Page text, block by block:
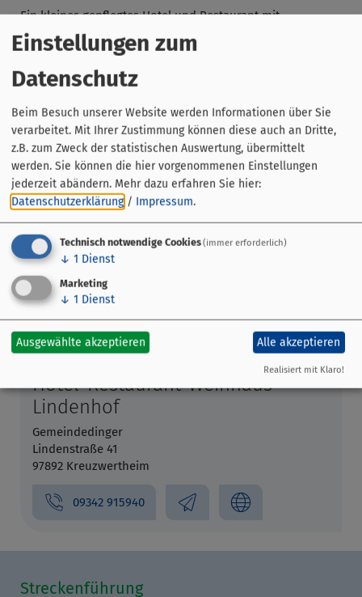
Ein kleines gepflegtes Hotel und Restaurant mit
persönlicher Note und aufmerksamem Service - Komfort
Zimmer mit individueller Ausstattung - mehrfach
ausgezeichnetes Küchen-Kulinarium mit regionalen
Hotel-Restaurant-Weinhaus
Lindenhof
Gemeindedinger
Lindenstraße 41
97892 Kreuzwertheim
09342 915940
Streckenführung
Einstellungen zum
Datenschutz
Beim Besuch unserer Website werden Informationen über Sie
verarbeitet. Mit Ihrer Zustimmung können diese auch an Dritte,
z.B. zum Zweck der statistischen Auswertung, übermittelt
werden. Sie können die hier vorgenommenen Einstellungen
jederzeit abändern. Mehr dazu erfahren Sie hier:
Datenschutzerklärung / Impressum.
Technisch notwendige Cookies(immer erforderlich)
↓ 1 Dienst
Marketing
↓ 1 Dienst
Ausgewählte akzeptieren Alle akzeptieren
Realisiert mit Klaro!